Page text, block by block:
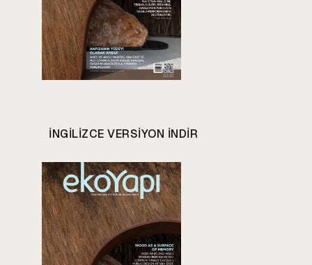
INGILIZCE VERSIYON INDIR